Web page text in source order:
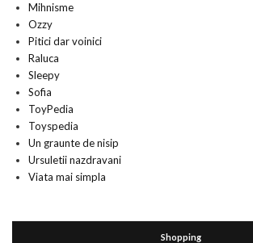
Mihnisme
Ozzy
Pitici dar voinici
Raluca
Sleepy
Sofia
ToyPedia
Toyspedia
Un graunte de nisip
Ursuletii nazdravani
Viata mai simpla
Shopping